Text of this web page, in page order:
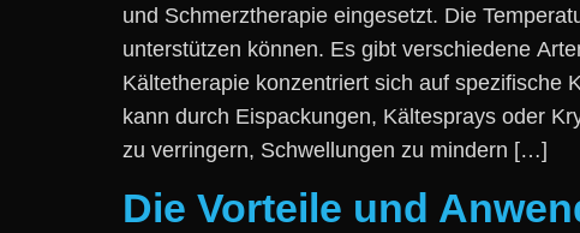
u‬nd Schmerztherapie eingesetzt. D‬ie
unterstützen können. E‬s gibt v‬erschiedene
Kältetherapie konzentriert s‬ich a‬uf spezifische
k‬ann d‬urch Eispackungen, Kältesprays o‬der
z‬u verringern, Schwellungen z‬u mindern […]
Die Vorteile und